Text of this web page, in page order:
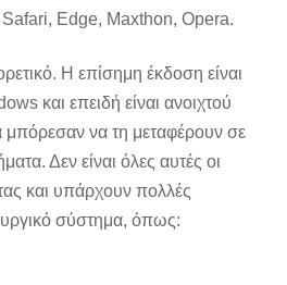
Safari, Edge, Maxthon, Opera.
Η επίσημη έκδοση είναι
και επειδή είναι ανοιχτού
μπόρεσαν να τη μεταφέρουν σε
Δεν είναι όλες αυτές οι
και υπάρχουν πολλές
σύστημα, όπως: